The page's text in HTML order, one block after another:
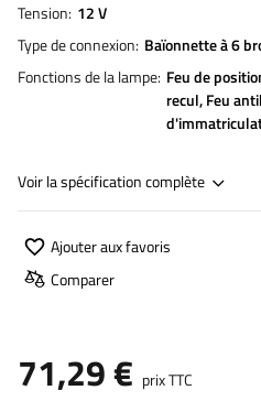
Tension 12 V
Type de connexion Baïonnette à 6
Fonctions de la lampe Feu de
recul Feu
Voir la spécification complète
Ajouter aux favoris
Comparer
71,29 € prix TTC